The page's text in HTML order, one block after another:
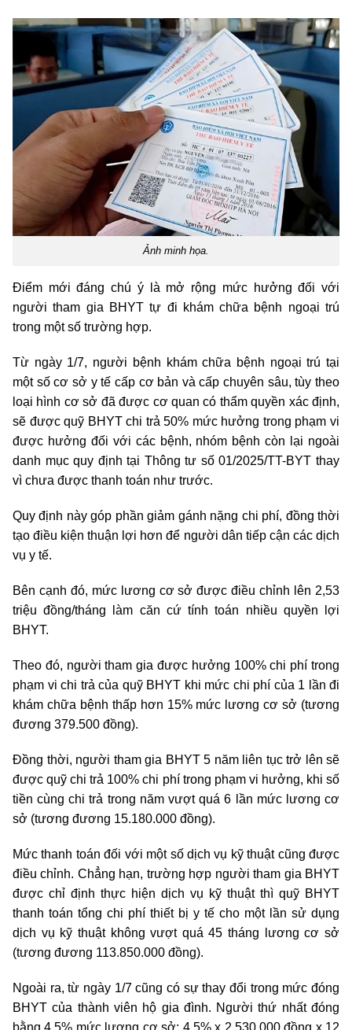
Ảnh minh họa.
Điểm mới đáng chú ý là mở rộng mức hưởng đối với
người tham gia BHYT tự đi khám chữa bệnh ngoại trú
trong một số trường hợp.
Từ ngày 1/7, người bệnh khám chữa bệnh ngoại trú tại
một số cơ sở y tế cấp cơ bản và cấp chuyên sâu, tùy theo
loại hình cơ sở đã được cơ quan có thẩm quyền xác định,
sẽ được quỹ BHYT chi trả 50% mức hưởng trong phạm vi
được hưởng đối với các bệnh, nhóm bệnh còn lại ngoài
danh mục quy định tại Thông tư số 01/2025/TT-BYT thay
vì chưa được thanh toán như trước.
Quy định này góp phần giảm gánh nặng chi phí, đồng thời
tạo điều kiện thuận lợi hơn để người dân tiếp cận các dịch
vụ y tế.
Bên cạnh đó, mức lương cơ sở được điều chỉnh lên 2,53
triệu đồng/tháng làm căn cứ tính toán nhiều quyền lợi
BHYT.
Theo đó, người tham gia được hưởng 100% chi phí trong
phạm vi chi trả của quỹ BHYT khi mức chi phí của 1 lần đi
khám chữa bệnh thấp hơn 15% mức lương cơ sở (tương
đương 379.500 đồng).
Đồng thời, người tham gia BHYT 5 năm liên tục trở lên sẽ
được quỹ chi trả 100% chi phí trong phạm vi hưởng, khi số
tiền cùng chi trả trong năm vượt quá 6 lần mức lương cơ
sở (tương đương 15.180.000 đồng).
Mức thanh toán đối với một số dịch vụ kỹ thuật cũng được
điều chỉnh. Chẳng hạn, trường hợp người tham gia BHYT
được chỉ định thực hiện dịch vụ kỹ thuật thì quỹ BHYT
thanh toán tổng chi phí thiết bị y tế cho một lần sử dụng
dịch vụ kỹ thuật không vượt quá 45 tháng lương cơ sở
(tương đương 113.850.000 đồng).
Ngoài ra, từ ngày 1/7 cũng có sự thay đổi trong mức đóng
BHYT của thành viên hộ gia đình. Người thứ nhất đóng
bằng 4,5% mức lương cơ sở: 4,5% x 2.530.000 đồng x 12